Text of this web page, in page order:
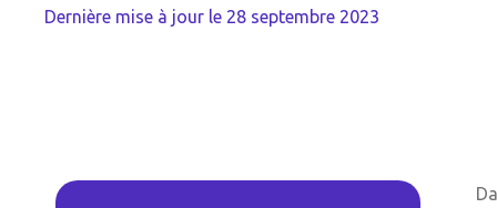
Dernière mise à jour le 28 septembre 2023